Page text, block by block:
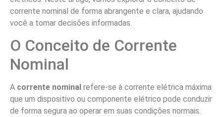
corrente nominal de forma abrangente e clara, ajudando
você a tomar decisões informadas.
O Conceito de Corrente
Nominal
A corrente nominal refere-se à corrente elétrica máxima
que um dispositivo ou componente elétrico pode conduzir
de forma segura ao operar em suas condições normais.